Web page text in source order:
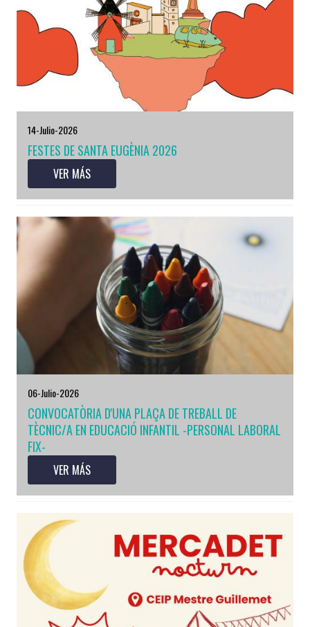
14-Julio-2026
FESTES DE SANTA EUGÈNIA 2026
VER MÁS
06-Julio-2026
CONVOCATÒRIA D'UNA PLAÇA DE TREBALL DE
TÈCNIC/A EN EDUCACIÓ INFANTIL -PERSONAL LABORAL
FIX-
VER MÁS